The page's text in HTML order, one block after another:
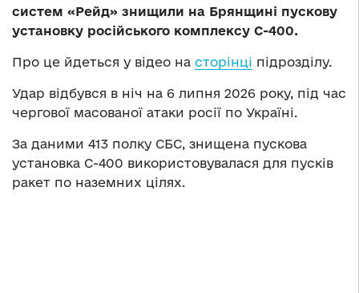
систем «Рейд» знищили на Брянщині пускову
установку російського комплексу С-400.
Про це йдеться у відео на сторінці підрозділу.
Удар відбувся в ніч на 6 липня 2026 року, під час
чергової масованої атаки росії по Україні.
За даними 413 полку СБС, знищена пускова
установка С-400 використовувалася для пусків
ракет по наземних цілях.